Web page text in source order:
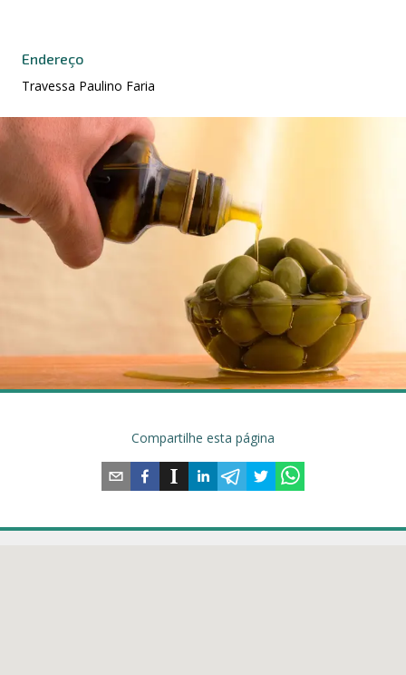
Endereço
Travessa Paulino Faria
Compartilhe esta página